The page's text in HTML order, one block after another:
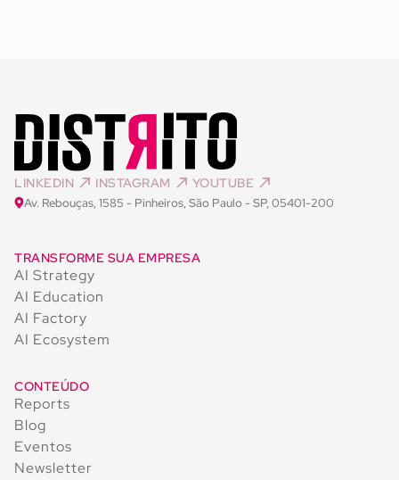
LINKEDIN INSTAGRAM YOUTUBE
Av. Rebouças, 1585 - Pinheiros, São Paulo - SP, 05401-200
TRANSFORME SUA EMPRESA
AI Strategy
AI Education
AI Factory
AI Ecosystem
CONTEÚDO
Reports
Blog
Eventos
Newsletter